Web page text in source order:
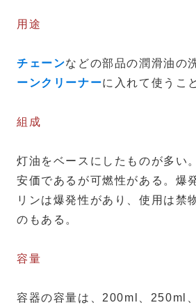
用途
チェーンなどの部品の潤滑油の
ーンクリーナーに入れて使うこ
組成
灯油をベースにしたものが多い
安価であるが可燃性がある。爆
リンは爆発性があり、使用は禁
のもある。
容量
容器の容量は、200ml、250ml